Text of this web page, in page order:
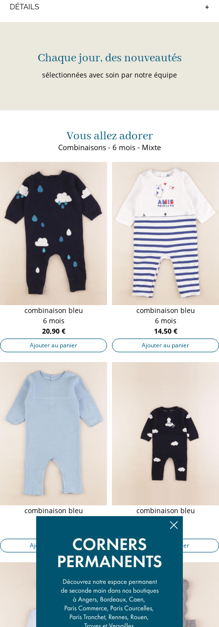
DÉTAILS +
Combinaisons bébé
Chaque jour, des nouveautés
sélectionnées avec soin par notre équipe
Vous allez adorer
Combinaisons - 6 mois - Mixte
combinaison bleu
6 mois
20,90 €
Ajouter au panier
combinaison bleu
6 mois
14,50 €
Ajouter au panier
combinaison bleu
Ajouter au panier
combinaison bleu
6 mois
17,90 €
Ajouter au panier